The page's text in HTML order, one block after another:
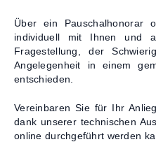
Über ein Pauschalhonorar
individuell mit Ihnen und
Fragestellung, der
Angelegenheit in einem
entschieden.
Vereinbaren Sie für Ihr
dank unserer technischen
online durchgeführt werden